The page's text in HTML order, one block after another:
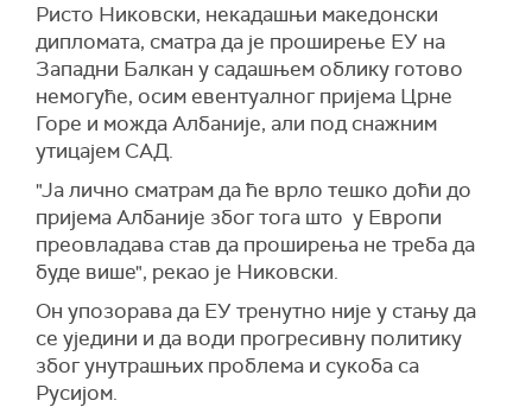
Ристо Никовски, некадашњи македонски
дипломата, сматра да је проширење ЕУ на
Западни Балкан у садашњем облику готово
немогуће, осим евентуалног пријема Црне
Горе и можда Албаније, али под снажним
утицајем САД.
"Ја лично сматрам да ће врло тешко доћи до
пријема Албаније због тога што у Европи
преовладава став да проширења не треба да
буде више", рекао је Никовски.
Он упозорава да ЕУ тренутно није у стању да
се уједини и да води прогресивну политику
због унутрашњих проблема и сукоба са
Русијом.